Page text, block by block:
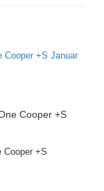
Cooper +S
Cooper +S